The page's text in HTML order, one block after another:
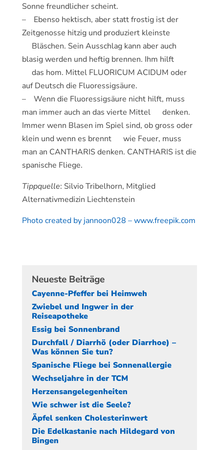
Sonne freundlicher scheint.
– Ebenso hektisch, aber statt frostig ist der
Zeitgenosse hitzig und produziert kleinste
Bläschen. Sein Ausschlag kann aber auch
blasig werden und heftig brennen. Ihm hilft
das hom. Mittel FLUORICUM ACIDUM oder
auf Deutsch die Fluoressigsäure.
– Wenn die Fluoressigsäure nicht hilft, muss
man immer auch an das vierte Mittel denken.
Immer wenn Blasen im Spiel sind, ob gross oder
klein und wenn es brennt wie Feuer, muss
man an CANTHARIS denken. CANTHARIS ist die
spanische Fliege.
Tippquelle: Silvio Tribelhorn, Mitglied
Alternativmedizin Liechtenstein
Photo created by jannoon028 – www.freepik.com
Neueste Beiträge
Cayenne-Pfeffer bei Heimweh
Zwiebel und Ingwer in der
Reiseapotheke
Essig bei Sonnenbrand
Durchfall / Diarrhö (oder Diarrhoe) –
Was können Sie tun?
Spanische Fliege bei Sonnenallergie
Wechseljahre in der TCM
Herzensangelegenheiten
Wie schwer ist die Seele?
Äpfel senken Cholesterinwert
Die Edelkastanie nach Hildegard von
Bingen